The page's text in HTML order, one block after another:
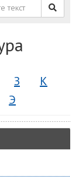
З
К
Э